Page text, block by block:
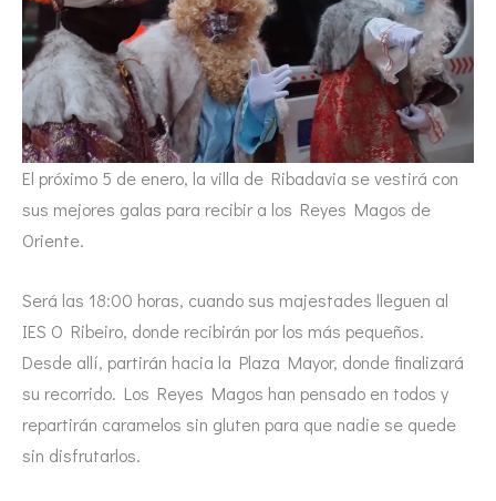
El próximo 5 de enero, la villa de Ribadavia se vestirá con
sus mejores galas para recibir a los Reyes Magos de
Oriente.
Será las 18:00 horas, cuando sus majestades lleguen al
IES O Ribeiro, donde recibirán por los más pequeños.
Desde allí, partirán hacia la Plaza Mayor, donde finalizará
su recorrido. Los Reyes Magos han pensado en todos y
repartirán caramelos sin gluten para que nadie se quede
sin disfrutarlos.